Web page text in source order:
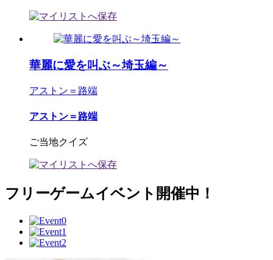
華麗に愛を叫ぶ～埼玉編～
アストン＝路端
アストン＝路端
ご当地クイズ
フリーゲームイベント開催中！